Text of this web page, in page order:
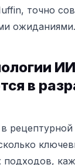
точно
ожиданиями.
ИИ
в
рецептурной
подходов,